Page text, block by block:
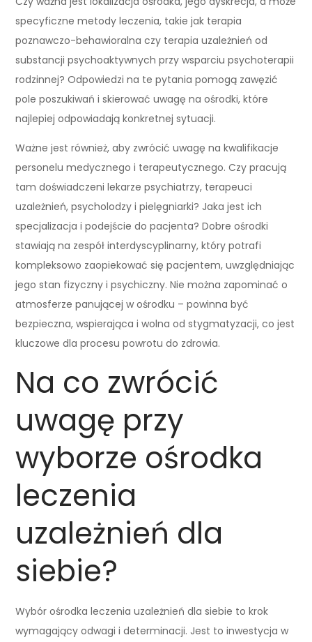
specyficzne metody leczenia, takie jak terapia
poznawczo-behawioralna czy terapia uzależnień od
substancji psychoaktywnych przy wsparciu psychoterapii
rodzinnej? Odpowiedzi na te pytania pomogą zawęzić
pole poszukiwań i skierować uwagę na ośrodki, które
najlepiej odpowiadają konkretnej sytuacji.
Ważne jest również, aby zwrócić uwagę na kwalifikacje
personelu medycznego i terapeutycznego. Czy pracują
tam doświadczeni lekarze psychiatrzy, terapeuci
uzależnień, psycholodzy i pielęgniarki? Jaka jest ich
specjalizacja i podejście do pacjenta? Dobre ośrodki
stawiają na zespół interdyscyplinarny, który potrafi
kompleksowo zaopiekować się pacjentem, uwzględniając
jego stan fizyczny i psychiczny. Nie można zapominać o
atmosferze panującej w ośrodku – powinna być
bezpieczna, wspierająca i wolna od stygmatyzacji, co jest
kluczowe dla procesu powrotu do zdrowia.
Na co zwrócić
uwagę przy
wyborze ośrodka
leczenia
uzależnień dla
siebie?
Wybór ośrodka leczenia uzależnień dla siebie to krok
wymagający odwagi i determinacji. Jest to inwestycja w